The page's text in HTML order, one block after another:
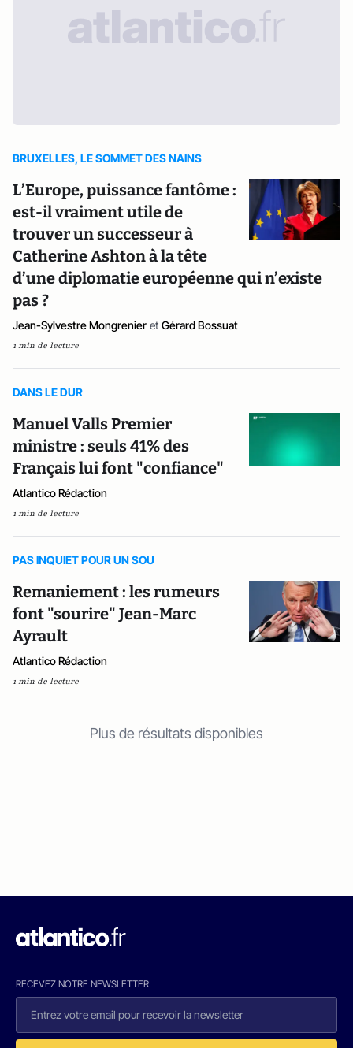
BRUXELLES, LE SOMMET DES NAINS
L’Europe, puissance fantôme :
est-il vraiment utile de
trouver un successeur à
Catherine Ashton à la tête
d’une diplomatie européenne qui n’existe
pas ?
Jean-Sylvestre Mongrenier et Gérard Bossuat
1 min de lecture
DANS LE DUR
Manuel Valls Premier
ministre : seuls 41% des
Français lui font "confiance"
Atlantico Rédaction
1 min de lecture
PAS INQUIET POUR UN SOU
Remaniement : les rumeurs
font "sourire" Jean-Marc
Ayrault
Atlantico Rédaction
1 min de lecture
Plus de résultats disponibles
RECEVEZ NOTRE NEWSLETTER